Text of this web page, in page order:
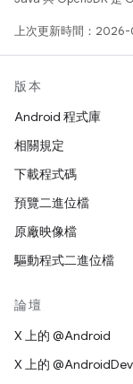
上次更新時間：2026-
版本
Android 程式庫
相關規定
下載程式碼
預覽二進位檔
原廠映像檔
驅動程式二進位檔
論壇
X 上的 @Android
X 上的 @AndroidDev